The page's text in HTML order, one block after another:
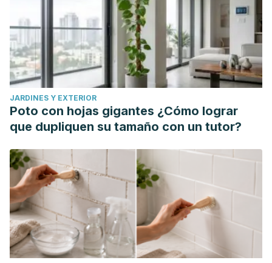
Universidad del Desarrollo. Facultad de Ciencias de la
César-Juárez, Á. A., Olivos-Meza, A., Landa-Solís, C.,
Cárdenas-Soria, V. H., Silva-Bermúdez, P. S., Suárez
Ahedo, C., ... & Ibarra-Ponce de León, J. C. (2018). Uso y
aplicación de la tecnología de impresión y bioimpresión 3D
en medicina.
Revista de la Facultad de Medicina
Saporitti, M. E., Lazo, S. D., Butler, T. A., Escudero
Giacchella, E., Di Carlo, N., & Lazo, M. V. (2020). Docencia e
investigación en el uso del poli-éter-éter-cetona (PEEK)
para la confección de implantes dentales a través de la
impresión 3D. InI Congreso de Educación en Ciencias
Biológicas (CECIB)(Edición virtual, 27 y 28 de noviembre
de 2020).
JARDINES Y EXTERIOR
Poto con hojas gigantes ¿Cómo lograr
que dupliquen su tamaño con un tutor?